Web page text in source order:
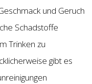
und Geruch
Schadstoffe
Trinken zu
gibt es